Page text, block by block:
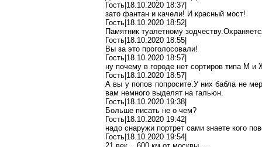
Гость|18.10.2020 18:37|
зато фантан и качели! И красный мост!
Гость|18.10.2020 18:52|
Памятник туалетному зодчеству.О
Гость|18.10.2020 18:55|
Вы за это проголосовали!
Гость|18.10.2020 18:57|
ну почему в городе нет сортиров типа М и
Гость|18.10.2020 18:57|
А вы у попов попросите.Унихбаблане
вам немного выделят на гальюн.
Гость|18.10.2020 19:38|
Больше писать не о чем?
Гость|18.10.2020 19:42|
надо снаружи портрет сами знаете кого
Гость|18.10.2020 19:54|